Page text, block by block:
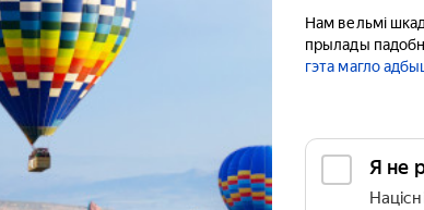
Нам вельмі
прылады
гэта магло
Я не